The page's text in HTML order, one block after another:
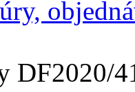
DF2020/